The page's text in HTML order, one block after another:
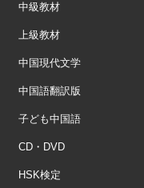
中級教材
上級教材
中国現代文学
中国語翻訳版
子ども中国語
CD・DVD
HSK検定